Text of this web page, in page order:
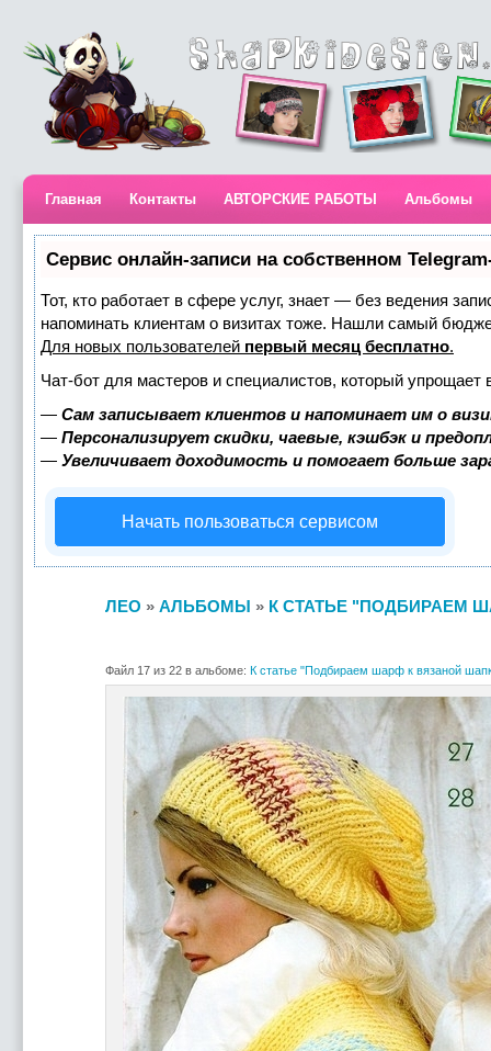
Главная Контакты АВТОРСКИЕ РАБОТЫ Альбомы
Сервис онлайн-записи на собственном
Тот, кто работает в сфере услуг, знает — без ведения
напоминать клиентам о визитах тоже. Нашли самый
Для новых пользователей первый месяц бесплатно.
Чат-бот для мастеров и специалистов, который упрощает
— Сам записывает клиентов и напоминает им о
— Персонализирует скидки, чаевые, кэшбэк и
— Увеличивает доходимость и помогает больше
Начать пользоваться сервисом
ЛЕО » АЛЬБОМЫ » К СТАТЬЕ "ПОДБИРАЕМ
Файл 17 из 22 в альбоме: К статье "Подбираем шарф к вязаной